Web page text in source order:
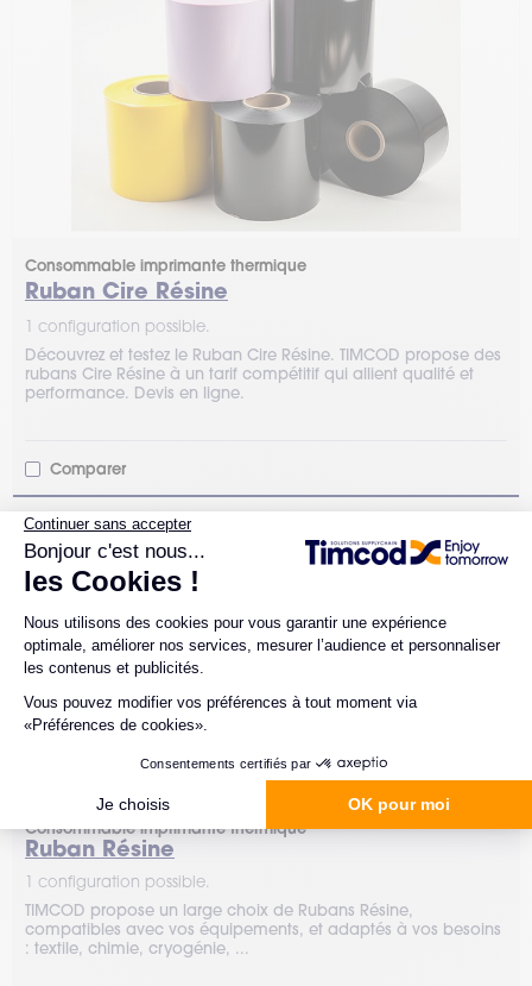
Consommable imprimante thermique
Ruban Cire Résine
1 configuration possible.
Découvrez et testez le Ruban Cire Résine. TIMCOD propose des
rubans Cire Résine à un tarif compétitif qui allient qualité et
performance. Devis en ligne.
Comparer
Consommable imprimante thermique
Ruban Résine
1 configuration possible.
TIMCOD propose un large choix de Rubans Résine,
compatibles avec vos équipements, et adaptés à vos besoins
: textile, chimie, cryogénie, ...